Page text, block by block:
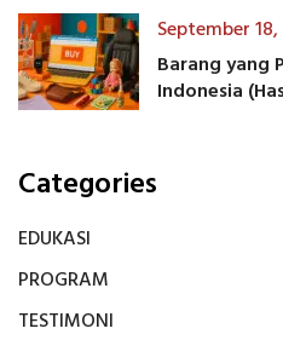
September
Barang yang
Indonesia
Categories
EDUKASI
PROGRAM
TESTIMONI